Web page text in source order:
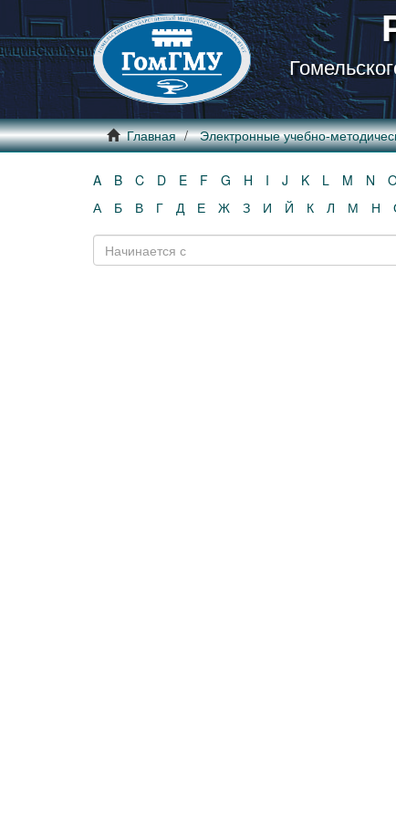
Главная Электронные учебно-
A B C D E F G H I J K L M N
А
Б В Г Д Е Ж З И Й К Л М Н